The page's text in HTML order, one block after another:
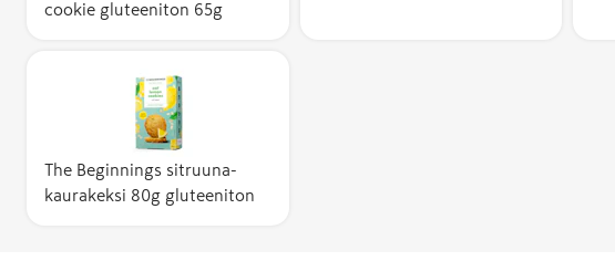
cookie gluteeniton 65g
The Beginnings sitruuna-
kaurakeksi 80g gluteeniton